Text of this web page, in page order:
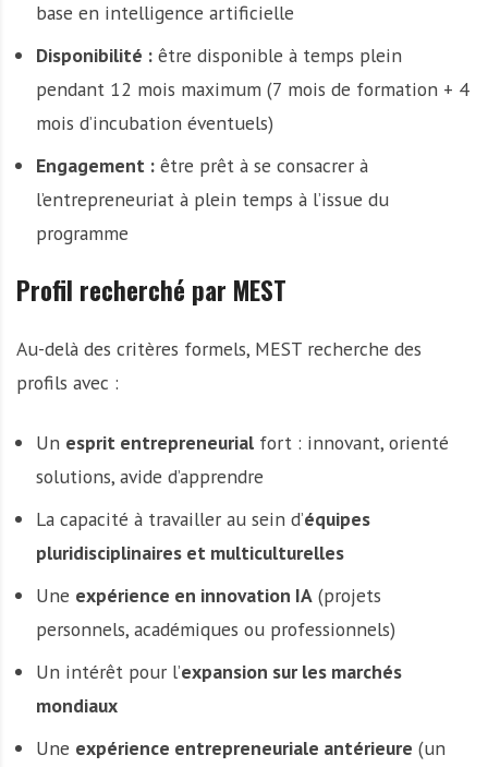
base en intelligence artificielle
Disponibilité :être disponible à temps plein
pendant 12 mois maximum (7 mois de formation + 4
mois d’incubation éventuels)
Engagement :être prêt à se consacrer à
l’entrepreneuriat à plein temps à l’issue du
programme
Profil recherché par MEST
Au-delà des critères formels, MEST recherche des
profils avec :
Un esprit entrepreneurialfort : innovant, orienté
solutions, avide d’apprendre
La capacité à travailler au sein d’équipes
pluridisciplinaires et multiculturelles
Une expérience en innovation IA(projets
personnels, académiques ou professionnels)
Un intérêt pour l’expansion sur les marchés
mondiaux
Une expérience entrepreneuriale antérieure (un